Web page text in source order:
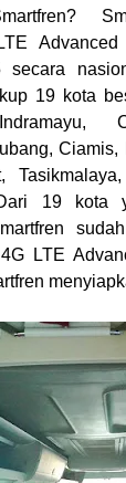
secara
19 kota
19 kota
LTE